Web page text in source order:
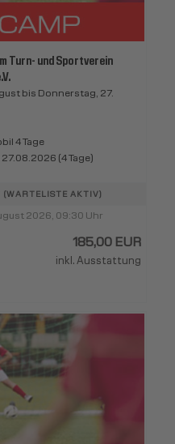
Turn- und Sportverein
bis Donnerstag, 27.
4 Tage
(4 Tage)
(WARTELISTE AKTIV)
2026, 09:30 Uhr
185,00 EUR
inkl. Ausstattung